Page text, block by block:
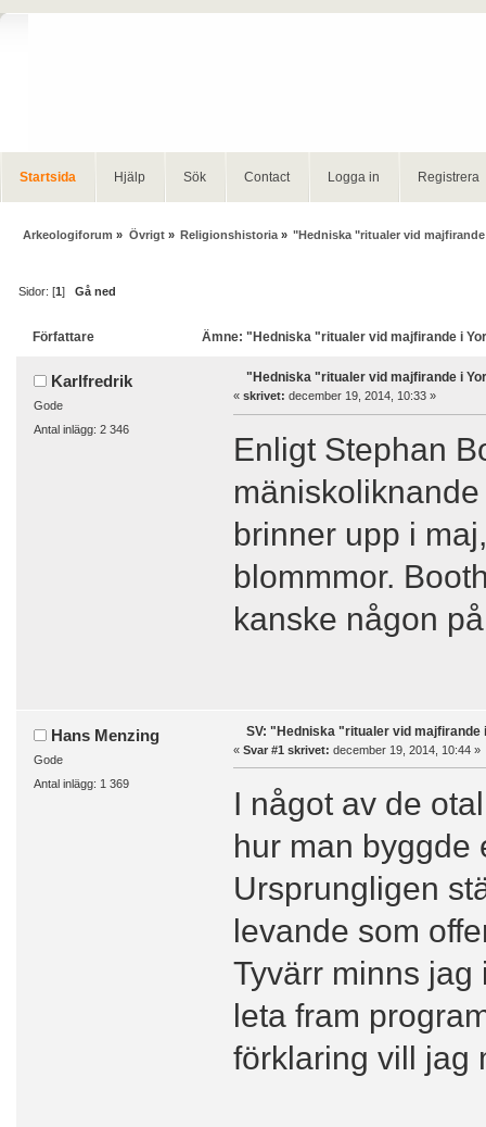
Startsida Hjälp Sök Contact Logga in Registrera
Arkeologiforum » Övrigt» Religionshistoria» "Hedniska "ritualer vid
Sidor: [1]Gå ned
Författare Ämne: "Hedniska "ritualer vid majfirande i
Karlfredrik
Gode
Antal inlägg: 2 346
"Hedniska "ritualer vid majfirande i
« skrivet: december 19, 2014, 10:33 »
Enligt Stephan
brinner upp i
blommmor.
kanske någon
Hans Menzing
Gode
Antal inlägg: 1 369
SV: "Hedniska "ritualer vid majfirande
« Svar #1 skrivet: december 19, 2014, 10:44 »
I något av de
hur man byggde
Ursprungligen
levande som
Tyvärr minns
leta fram
förklaring vill jag